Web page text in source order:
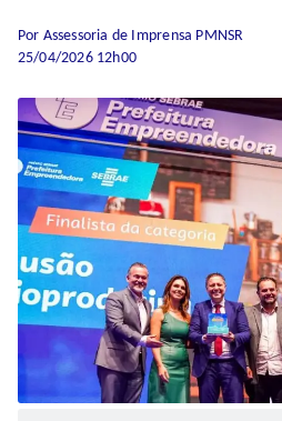
Por Assessoria de Imprensa PMNSR
25/04/2026 12h00